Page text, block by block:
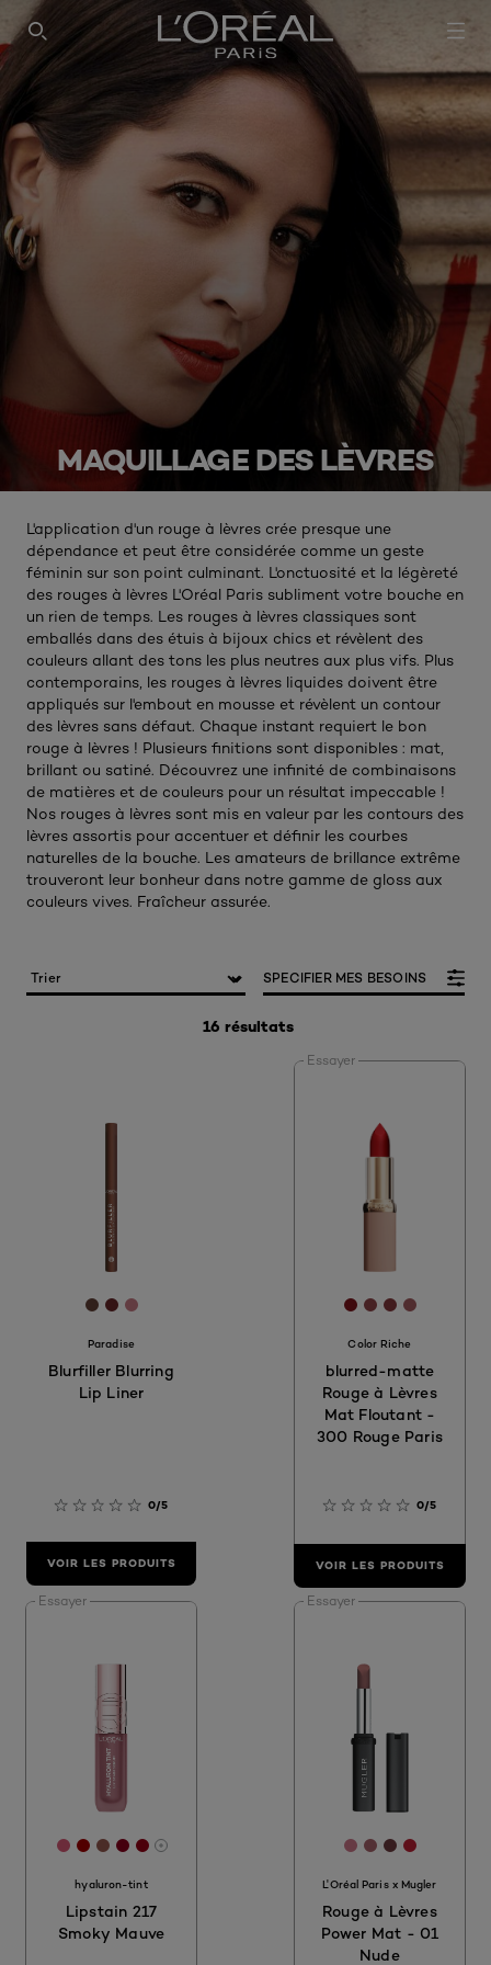
MAQUILLAGE DES LÈVRES
L'application d'un rouge à lèvres crée presque une
dépendance et peut être considérée comme un geste
féminin sur son point culminant. L'onctuosité et la légèreté
des rouges à lèvres L'Oréal Paris subliment votre bouche en
un rien de temps. Les rouges à lèvres classiques sont
emballés dans des étuis à bijoux chics et révèlent des
couleurs allant des tons les plus neutres aux plus vifs. Plus
contemporains, les rouges à lèvres liquides doivent être
appliqués sur l'embout en mousse et révèlent un contour
des lèvres sans défaut. Chaque instant requiert le bon
rouge à lèvres ! Plusieurs finitions sont disponibles : mat,
brillant ou satiné. Découvrez une infinité de combinaisons
de matières et de couleurs pour un résultat impeccable !
Nos rouges à lèvres sont mis en valeur par les contours des
lèvres assortis pour accentuer et définir les courbes
naturelles de la bouche. Les amateurs de brillance extrême
trouveront leur bonheur dans notre gamme de gloss aux
couleurs vives. Fraîcheur assurée.
16 résultats
SPECIFIER MES BESOINS
[Color]: #634137
[Color]: #682628
[Color]: #C67883
Paradise
Blurfiller Blurring
Lip Liner
0/5
VOIR LES PRODUITS
Essayer
[Color]: #7E151C
[Color]:
[Color]:
[Color]:
Color Riche
blurred-matte
Rouge à Lèvres
Mat Floutant -
300 Rouge Paris
0/5
VOIR LES PRODUITS
Essayer
[Color]: #D75875
[Color]: #A40000
[Color]: #95594E
[Color]: #8B001D
[Color]: #970015
More shades are available
hyaluron-tint
Lipstain 217
Smoky Mauve
Essayer
[Color]:
[Color]:
[Color]:
[Color]:
L'Oréal Paris x Mugler
Rouge à Lèvres
Power Mat - 01
Nude